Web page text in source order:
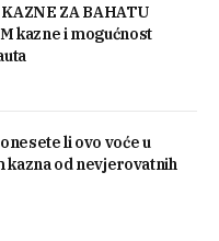
ZA BAHATU
kazne i mogućnost
li ovo voće u
kazna od nevjerovatnih